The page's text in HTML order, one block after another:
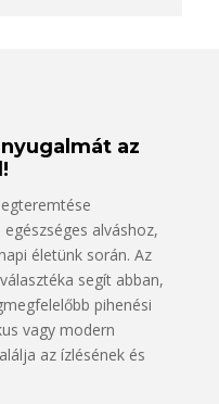
az
alváshoz,
életünk során. Az
segít abban,
pihenési
vagy modern
az ízlésének és